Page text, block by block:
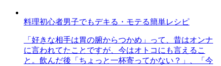
料理初心者男子でもデキる・モテる簡単レシピ
「好きな相手は胃の腑からつかめ」って、昔はオンナ
に言われてたことですが、今はオトコにも言えるこ
と。飲んだ後「ちょっと一杯寄ってかない？」、「今